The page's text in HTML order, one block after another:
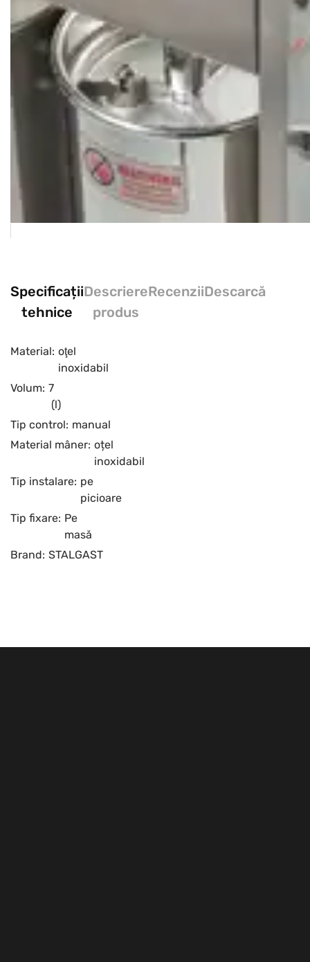
Specificații
tehnice
Descriere
produs
RecenziiDescarcă
Material: oţel
inoxidabil
Volum: 7
(l)
Tip control: manual
Material mâner: oțel
inoxidabil
Tip instalare: pe
picioare
Tip fixare: Pe
masă
Brand: STALGAST